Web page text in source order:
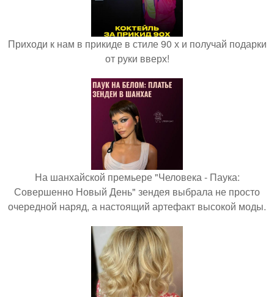
Приходи к нам в прикиде в стиле 90 х и получай подарки
от руки вверх!
На шанхайской премьере "Человека - Паука:
Совершенно Новый День" зендея выбрала не просто
очередной наряд, а настоящий артефакт высокой моды.